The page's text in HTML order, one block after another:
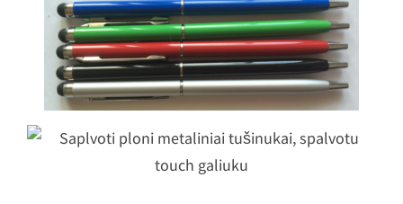
Metalinis plonas tušinukas touch
galvute
Saplvoti ploni metaliniai tušinukai,
spalvotu touch galiuku